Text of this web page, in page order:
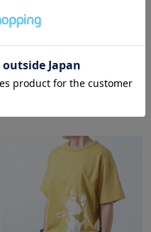
半袖Tシャツ 東急電鉄キャラク
ターのるるん×OJICO「きゅう
けい」